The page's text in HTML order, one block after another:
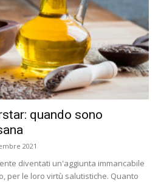
quando sono
2021
diventati un'aggiunta immancabile
per le loro virtù salutistiche. Quanto